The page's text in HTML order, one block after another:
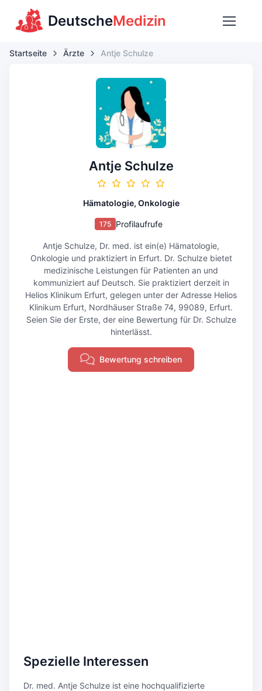
DeutscheMedizin
Startseite Ärzte Antje Schulze
Antje Schulze
Hämatologie, Onkologie
175 Profilaufrufe
Antje Schulze, Dr. med. ist ein(e) Hämatologie,
Onkologie und praktiziert in Erfurt. Dr. Schulze bietet
medizinische Leistungen für Patienten an und
kommuniziert auf Deutsch. Sie praktiziert derzeit in
Helios Klinikum Erfurt, gelegen unter der Adresse Helios
Klinikum Erfurt, Nordhäuser Straße 74, 99089, Erfurt.
Seien Sie der Erste, der eine Bewertung für Dr. Schulze
hinterlässt.
Bewertung schreiben
Spezielle Interessen
Dr. med. Antje Schulze ist eine hochqualifizierte